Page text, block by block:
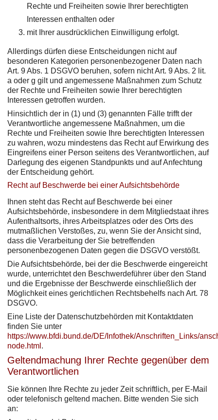
Rechte und Freiheiten sowie Ihrer berechtigten
Interessen enthalten oder
mit Ihrer ausdrücklichen Einwilligung erfolgt.
Allerdings dürfen diese Entscheidungen nicht auf
besonderen Kategorien personenbezogener Daten nach
Art. 9 Abs. 1 DSGVO beruhen, sofern nicht Art. 9 Abs. 2 lit.
a oder g gilt und angemessene Maßnahmen zum Schutz
der Rechte und Freiheiten sowie Ihrer berechtigten
Interessen getroffen wurden.
Hinsichtlich der in (1) und (3) genannten Fälle trifft der
Verantwortliche angemessene Maßnahmen, um die
Rechte und Freiheiten sowie Ihre berechtigten Interessen
zu wahren, wozu mindestens das Recht auf Erwirkung des
Eingreifens einer Person seitens des Verantwortlichen, auf
Darlegung des eigenen Standpunkts und auf Anfechtung
der Entscheidung gehört.
Recht auf Beschwerde bei einer Aufsichtsbehörde
Ihnen steht das Recht auf Beschwerde bei einer
Aufsichtsbehörde, insbesondere in dem Mitgliedstaat ihres
Aufenthaltsorts, ihres Arbeitsplatzes oder des Orts des
mutmaßlichen Verstoßes, zu, wenn Sie der Ansicht sind,
dass die Verarbeitung der Sie betreffenden
personenbezogenen Daten gegen die DSGVO verstößt.
Die Aufsichtsbehörde, bei der die Beschwerde eingereicht
wurde, unterrichtet den Beschwerdeführer über den Stand
und die Ergebnisse der Beschwerde einschließlich der
Möglichkeit eines gerichtlichen Rechtsbehelfs nach Art. 78
DSGVO.
Eine Liste der Datenschutzbehörden mit Kontaktdaten
finden Sie unter
https://www.bfdi.bund.de/DE/Infothek/Anschriften_Links/
node.html .
Geltendmachung Ihrer Rechte gegenüber dem
Verantwortlichen
Sie können Ihre Rechte zu jeder Zeit schriftlich, per E-Mail
oder telefonisch geltend machen. Bitte wenden Sie sich
an: